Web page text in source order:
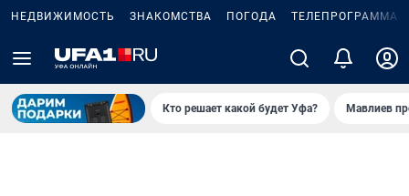
НЕДВИЖИМОСТЬ ЗНАКОМСТВА ПОГОДА ТЕЛЕПРОГРАММА
Кто решает какой будет Уфа? Мавлиев